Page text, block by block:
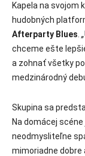
Kapela na svojom
hudobných
Afterparty Blues „
chceme ešte
a zohnať všetky
medzinárodný
Skupina sa
Na domácej
neodmysliteľne
mimoriadne dobre